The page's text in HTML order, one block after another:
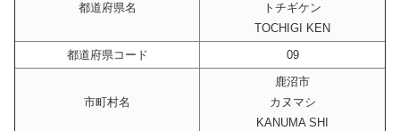
都道府県名
トチギケン
TOCHIGI KEN
都道府県コード
09
市町村名
鹿沼市
カヌマシ
KANUMA SHI